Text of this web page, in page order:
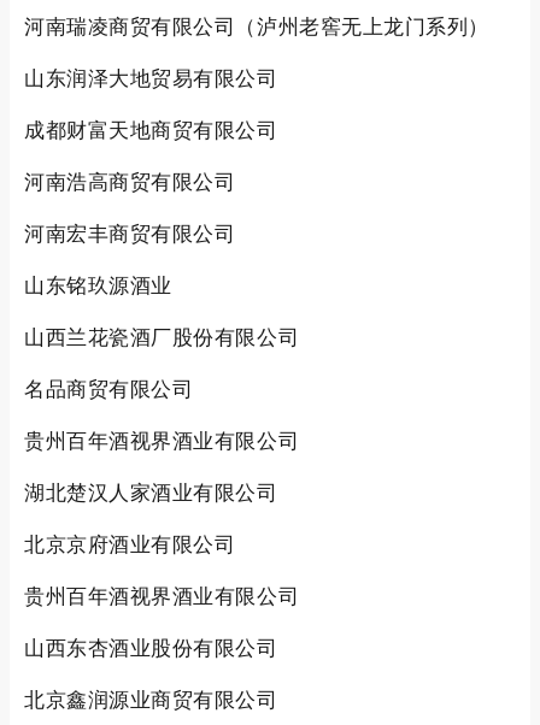
河南瑞凌商贸有限公司（泸州老窖无上龙门系列）
山东润泽大地贸易有限公司
成都财富天地商贸有限公司
河南浩高商贸有限公司
河南宏丰商贸有限公司
山东铭玖源酒业
山西兰花瓷酒厂股份有限公司
名品商贸有限公司
贵州百年酒视界酒业有限公司
湖北楚汉人家酒业有限公司
北京京府酒业有限公司
贵州百年酒视界酒业有限公司
山西东杏酒业股份有限公司
北京鑫润源业商贸有限公司